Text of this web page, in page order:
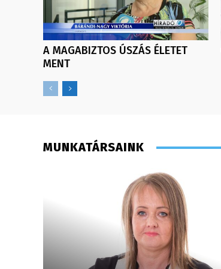
A MAGABIZTOS ÚSZÁS ÉLETET
MENT
MUNKATÁRSAINK